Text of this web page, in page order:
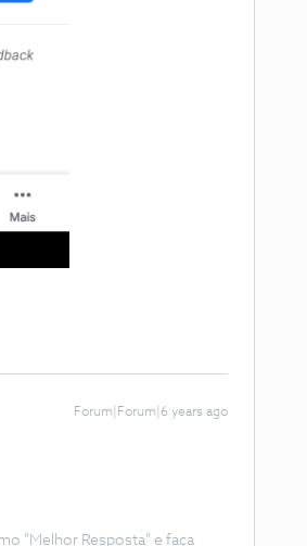
Forum|Forum|6 years ago
"Melhor Resposta" e faça